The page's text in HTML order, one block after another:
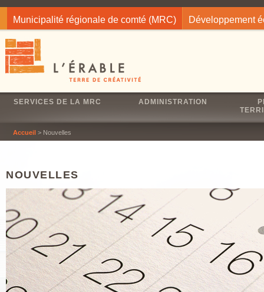
Municipalité régionale de comté (MRC) Développement
SERVICES DE LA MRC ADMINISTRATION
Accueil > Nouvelles
NOUVELLES